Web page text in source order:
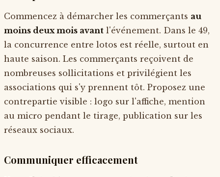
Commencez à démarcher les commerçants au
moins deux mois avant l'événement. Dans le 49,
la concurrence entre lotos est réelle, surtout en
haute saison. Les commerçants reçoivent de
nombreuses sollicitations et privilégient les
associations qui s'y prennent tôt. Proposez une
contrepartie visible : logo sur l'affiche, mention
au micro pendant le tirage, publication sur les
réseaux sociaux.
Communiquer efficacement